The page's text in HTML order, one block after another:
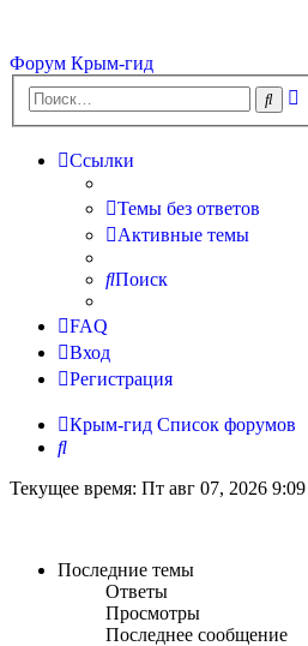
Форум Крым-гид
Поиск
Ссылки
Темы без ответов
Активные темы
Поиск
FAQ
Вход
Регистрация
Крым-гид Список форумов
Поиск
Текущее время: Пт авг 07, 2026 9:09
Последние темы
Ответы
Просмотры
Последнее сообщение